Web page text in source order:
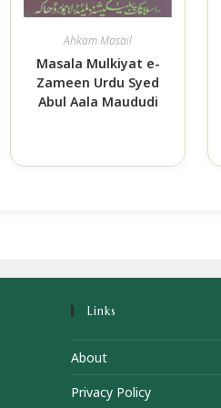
Ahkam Masail
Masala Mulkiyat e-
Zameen Urdu Syed
Abul Aala Maududi
Links
About
Privacy Policy